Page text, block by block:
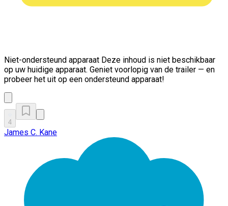
Niet-ondersteund apparaat Deze inhoud is niet beschikbaar
op uw huidige apparaat. Geniet voorlopig van de trailer — en
probeer het uit op een ondersteund apparaat!
4
James C. Kane